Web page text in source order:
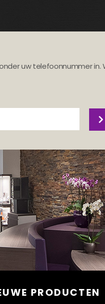
uw telefoonnummer in.
PRODUCTEN